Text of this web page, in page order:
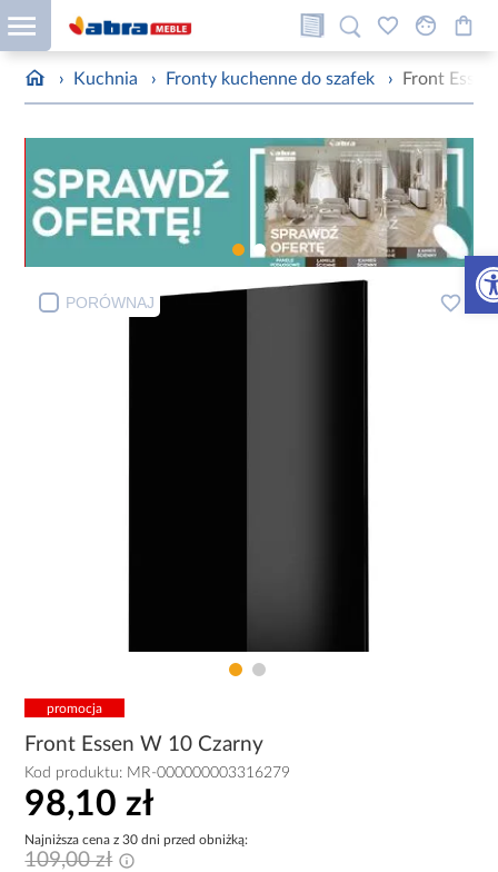
› Kuchnia › Fronty kuchenne do szafek › Front
PORÓWNAJ
promocja
Front Essen W 10 Czarny
Kod produktu: MR-000000003316279
98,10 zł
Najniższa cena z 30 dni przed obniżką:
109,00 zł